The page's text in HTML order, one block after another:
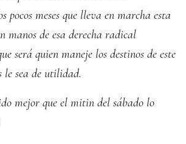
pocos meses que lleva en marcha esta
manos de esa derecha radical
será quien maneje los destinos de este
le sea de utilidad.
mejor que el mitin del sábado lo